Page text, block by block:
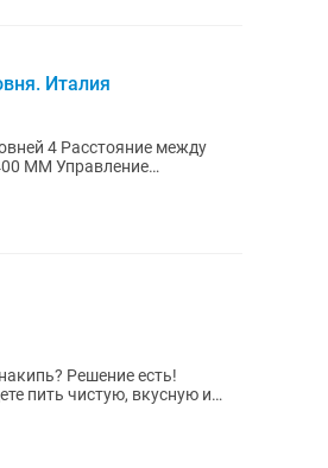
Италия
есть!
пить чистую, вкусную и